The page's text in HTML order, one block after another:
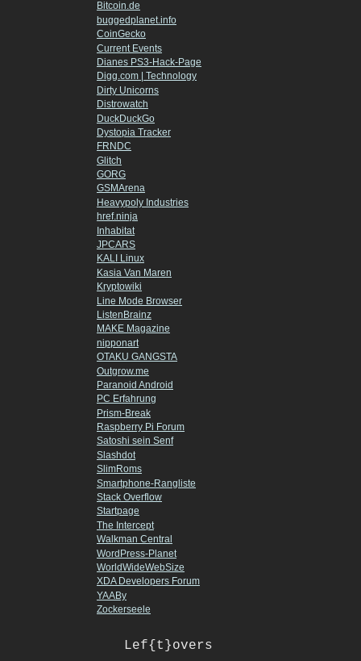
Bitcoin.de
buggedplanet.info
CoinGecko
Current Events
Dianes PS3-Hack-Page
Digg.com | Technology
Dirty Unicorns
Distrowatch
DuckDuckGo
Dystopia Tracker
FRNDC
Glitch
GORG
GSMArena
Heavypoly Industries
href.ninja
Inhabitat
JPCARS
KALI Linux
Kasia Van Maren
Kryptowiki
Line Mode Browser
ListenBrainz
MAKE Magazine
nipponart
OTAKU GANGSTA
Outgrow.me
Paranoid Android
PC Erfahrung
Prism-Break
Raspberry Pi Forum
Satoshi sein Senf
Slashdot
SlimRoms
Smartphone-Rangliste
Stack Overflow
Startpage
The Intercept
Walkman Central
WordPress-Planet
WorldWideWebSize
XDA Developers Forum
YAABy
Zockerseele
Lef{t}overs